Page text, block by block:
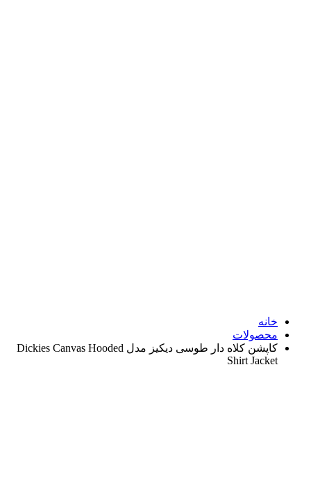
کاپشن کلاه دار طوسی دیکیز مدل Dickies Canvas Hooded
Shirt